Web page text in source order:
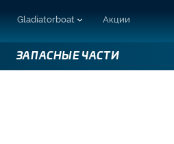
Gladiatorboat Акции
ЗАПАСНЫЕ ЧАСТИ